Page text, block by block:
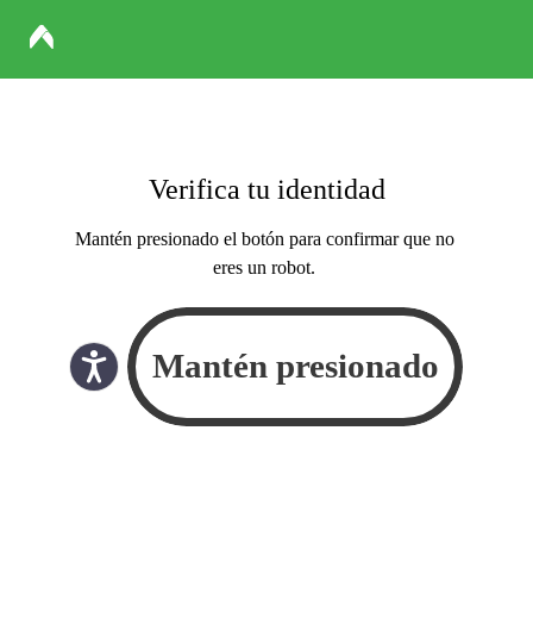
Verifica tu identidad
Mantén presionado el botón para confirmar que no
eres un robot.